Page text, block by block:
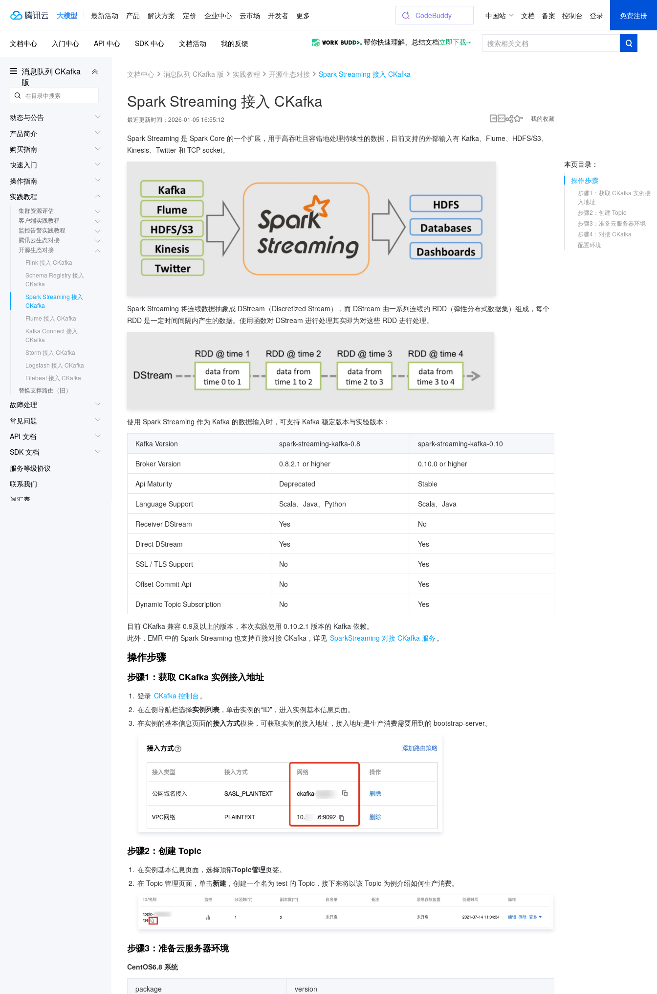
大模型 最新活动 产品 解决方案 定价 企业中心 云市场 开发者 更多 CodeBuddy 中国站 文档 备案 控制台 登录 免费注册
消息队列 CKafka
版
动态与公告
产品简介
购买指南
快速入门
操作指南
实践教程
集群资源评估
客户端实践教程
监控告警实践教程
腾讯云生态对接
开源生态对接
Flink 接入 CKafka
Schema Registry 接入
CKafka
Spark Streaming 接入
CKafka
Flume 接入 CKafka
Kafka Connect 接入
CKafka
Storm 接入 CKafka
Logstash 接入 CKafka
Filebeat 接入 CKafka
替换支撑路由（旧）
故障处理
常见问题
API 文档
SDK 文档
服务等级协议
联系我们
词汇表
文档中心 入门中心 API 中心 SDK 中心 文档活动 我的反馈 帮你快速理解、总结文档立即下载
文档中心 消息队列 CKafka 版 实践教程 开源生态对接 Spark Streaming 接入 CKafka
Spark Streaming 接入 CKafka
最近更新时间： 2026-01-05 16:55:12 我的收藏
本页目录：
操作步骤
步骤1：获取 CKafka 实例接
入地址
步骤2：创建 Topic
步骤3：准备云服务器环境
步骤4：对接 CKafka
配置环境
Spark Streaming 是 Spark Core 的一个扩展，用于高吞吐且容错地处理持续性的数据，目前支持的外部输入有 Kafka、Flume、HDFS/S3、
Kinesis、Twitter 和 TCP socket。
Spark Streaming 将连续数据抽象成 DStream（Discretized Stream），而 DStream 由一系列连续的 RDD（弹性分布式数据集）组成，每个
RDD 是一定时间间隔内产生的数据。使用函数对 DStream 进行处理其实即为对这些 RDD 进行处理。
使用 Spark Streaming 作为 Kafka 的数据输入时，可支持 Kafka 稳定版本与实验版本：
Kafka Version spark-streaming-kafka-0.8 spark-streaming-kafka-0.10
Broker Version 0.8.2.1 or higher 0.10.0 or higher
Api Maturity Deprecated Stable
Language Support Scala、Java、Python Scala、Java
Receiver DStream Yes No
Direct DStream Yes Yes
SSL / TLS Support No Yes
Offset Commit Api No Yes
Dynamic Topic Subscription No Yes
目前 CKafka 兼容 0.9及以上的版本，本次实践使用 0.10.2.1 版本的 Kafka 依赖。
此外，EMR 中的 Spark Streaming 也支持直接对接 CKafka，详见 SparkStreaming 对接 CKafka 服务 。
操作步骤
步骤1：获取 CKafka 实例接入地址
1. 登录 CKafka 控制台 。
2. 在左侧导航栏选择实例列表 ，单击实例的“ID”，进入实例基本信息页面。
3. 在实例的基本信息页面的接入方式
步骤2：创建 Topic
1. 在实例基本信息页面，选择顶部Topic管理页签。
2. 在 Topic 管理页面，单击新建
步骤3：准备云服务器环境
CentOS6.8 系统
package version